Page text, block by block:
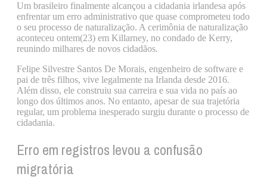
Um brasileiro finalmente alcançou a cidadania irlandesa após
enfrentar um erro administrativo que quase comprometeu todo
o seu processo de naturalização. A cerimônia de naturalização
aconteceu ontem(23) em Killarney, no condado de Kerry,
reunindo milhares de novos cidadãos.
Felipe Silvestre Santos De Morais, engenheiro de software e
pai de três filhos, vive legalmente na Irlanda desde 2016.
Além disso, ele construiu sua carreira e sua vida no país ao
longo dos últimos anos. No entanto, apesar de sua trajetória
regular, um problema inesperado surgiu durante o processo de
cidadania.
Erro em registros levou a confusão
migratória